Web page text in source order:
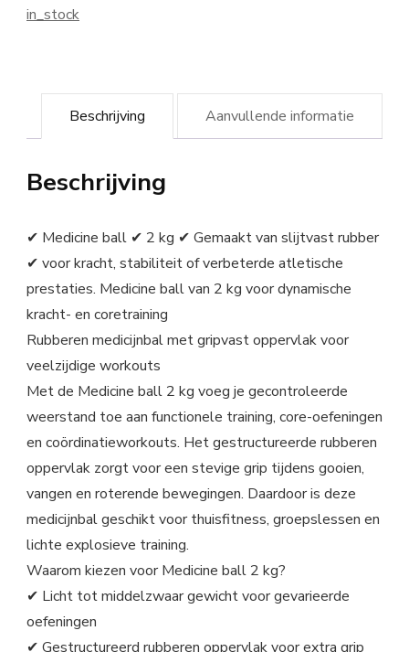
in_stock
Beschrijving Aanvullende informatie
Beschrijving
✔ Medicine ball ✔ 2 kg ✔ Gemaakt van slijtvast rubber
✔ voor kracht, stabiliteit of verbeterde atletische
prestaties. Medicine ball van 2 kg voor dynamische
kracht- en coretraining
Rubberen medicijnbal met gripvast oppervlak voor
veelzijdige workouts
Met de Medicine ball 2 kg voeg je gecontroleerde
weerstand toe aan functionele training, core-oefeningen
en coördinatieworkouts. Het gestructureerde rubberen
oppervlak zorgt voor een stevige grip tijdens gooien,
vangen en roterende bewegingen. Daardoor is deze
medicijnbal geschikt voor thuisfitness, groepslessen en
lichte explosieve training.
Waarom kiezen voor Medicine ball 2 kg?
✔ Licht tot middelzwaar gewicht voor gevarieerde
oefeningen
✔ Gestructureerd rubberen oppervlak voor extra grip